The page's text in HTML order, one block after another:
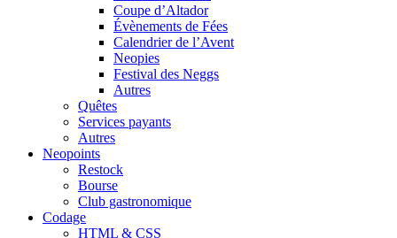
Coupe d’Altador
Évènements de Fées
Calendrier de l’Avent
Neopies
Festival des Neggs
Autres
Quêtes
Services payants
Autres
Neopoints
Restock
Bourse
Club gastronomique
Codage
HTML & CSS